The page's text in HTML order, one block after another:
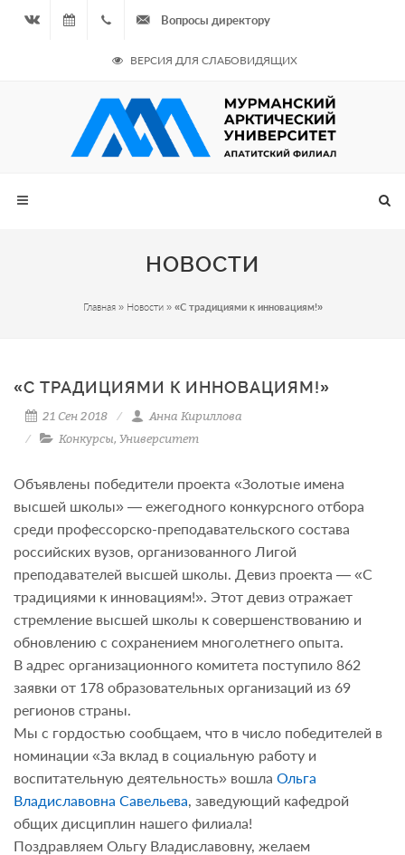
07.08.2026
- Чётная
неделя
964
687
Вопросы директору
ВЕРСИЯ ДЛЯ СЛАБОВИДЯЩИХ
НОВОСТИ
Главная» Новости» «С традициями к инновациям!»
«С ТРАДИЦИЯМИ К ИННОВАЦИЯМ!»
21 Сен 2018
Анна Кириллова
Конкурсы, Университет
Объявлены победители проекта «Золотые имена
высшей школы» — ежегодного конкурсного отбора
среди профессорско-преподавательского состава
российских вузов, организованного Лигой
преподавателей высшей школы. Девиз проекта — «С
традициями к инновациям!». Этот девиз отражает
стремление высшей школы к совершенствованию и
обновлению с сохранением многолетнего опыта.
В адрес организационного комитета поступило 862
заявки от 178 образовательных организаций из 69
регионов страны.
Мы с гордостью сообщаем, что в число победителей в
номинации «За вклад в социальную работу и
воспитательную деятельность» вошла Ольга
Владиславовна Савельева, заведующий кафедрой
общих дисциплин нашего филиала!
Поздравляем Ольгу Владиславовну, желаем